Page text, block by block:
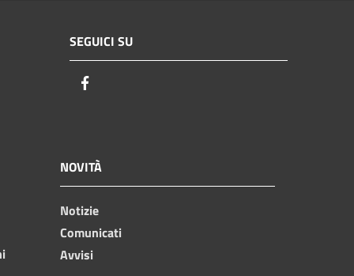
SEGUICI SU
NOVITÀ
Notizie
Comunicati
Avvisi